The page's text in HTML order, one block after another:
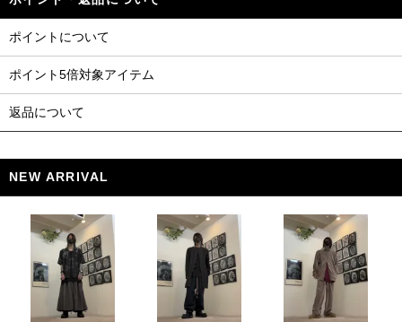
ポイントについて
ポイント5倍対象アイテム
返品について
NEW ARRIVAL